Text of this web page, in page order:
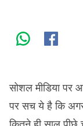
सोशल मीडिया पर
पर सच ये है कि अगर